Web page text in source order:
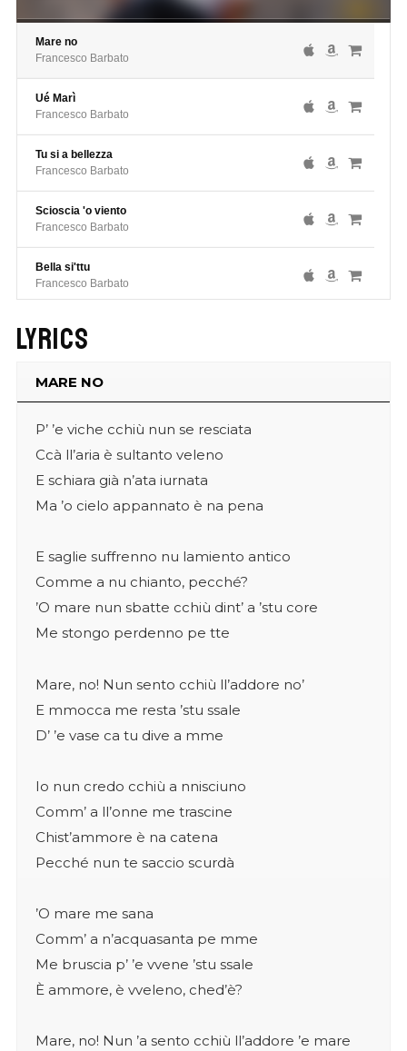
Mare no
Francesco Barbato
Ué Marì
Francesco Barbato
Tu si a bellezza
Francesco Barbato
Scioscia 'o viento
Francesco Barbato
Bella si'ttu
Francesco Barbato
Lyrics
MARE NO
P’ ’e viche cchiù nun se resciata
Ccà ll’aria è sultanto veleno
E schiara già n’ata iurnata
Ma ’o cielo appannato è na pena
E saglie suffrenno nu lamiento antico
Comme a nu chianto, pecché?
’O mare nun sbatte cchiù dint’ a ’stu core
Me stongo perdenno pe tte
Mare, no! Nun sento cchiù ll’addore no’
E mmocca me resta ’stu ssale
D’ ’e vase ca tu dive a mme
Io nun credo cchiù a nnisciuno
Comm’ a ll’onne me trascine
Chist’ammore è na catena
Pecché nun te saccio scurdà
’O mare me sana
Comm’ a n’acquasanta pe mme
Me bruscia p’ ’e vvene ’stu ssale
È ammore, è vveleno, ched’è?
Mare, no! Nun ’a sento cchiù ll’addore ’e mare